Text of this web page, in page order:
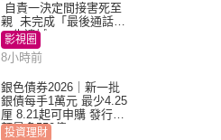
自責一決定間接害死至
親 未完成「最後通話」
一生遺憾
影視圈
8小時前
銀色債券2026｜新一批
銀債每手1萬元 最少4.25
厘 8.21起可申購 發行金
額最多550億
投資理財